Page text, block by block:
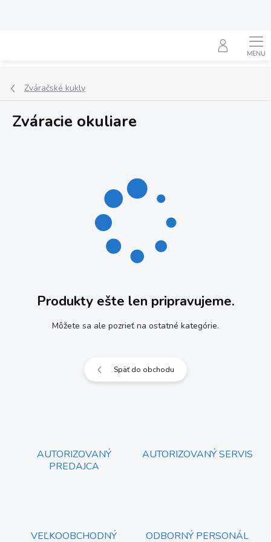
Hľadať
Zváračské kukly
Zváracie okuliare
Produkty ešte len pripravujeme.
Môžete sa ale pozrieť na ostatné kategórie.
Späť do obchodu
AUTORIZOVANÝ
PREDAJCA
AUTORIZOVANÝ SERVIS
VEĽKOOBCHODNÝ
ODBORNÝ PERSONÁL